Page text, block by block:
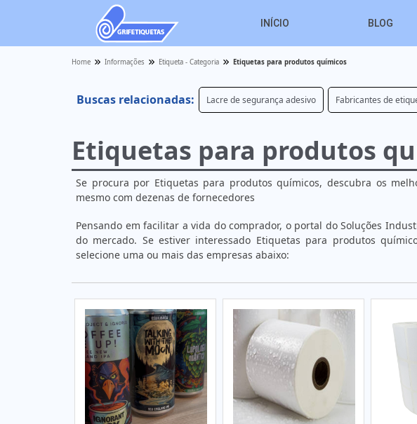
INÍCIO BLOG
Home Informações Etiqueta - Categoria Etiquetas para produtos químicos
Buscas relacionadas: Lacre de segurança adesivo Fabricantes de
Etiquetas para produtos
Se procura por Etiquetas para produtos químicos, descubra os
mesmo com dezenas de fornecedores
Pensando em facilitar a vida do comprador, o portal do Soluções
do mercado. Se estiver interessado Etiquetas para produtos
selecione uma ou mais das empresas abaixo: